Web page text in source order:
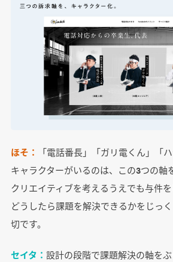
ほそ：
「電話番長」「ガリ電くん」「
キャラクターがいるのは、この3つの軸
クリエイティブを考えるうえでも与件を
どうしたら課題を解決できるかをじっ
切です。
セイタ： 設計の段階で課題解決の軸を